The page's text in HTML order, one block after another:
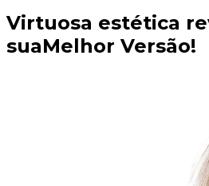
Virtuosa estética
suaMelhor Versão!